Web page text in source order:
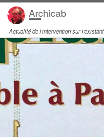
Passer au contenu
Archicab
Actualité de l'intervention sur l'existant